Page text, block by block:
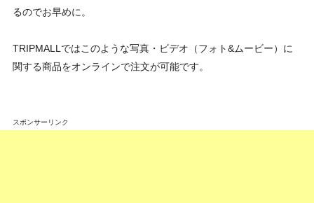
るのでお早めに。
TRIPMALLではこのような写真・ビデオ（フォト&ムービー）に
関する商品をオンラインで注文が可能です。
スポンサーリンク